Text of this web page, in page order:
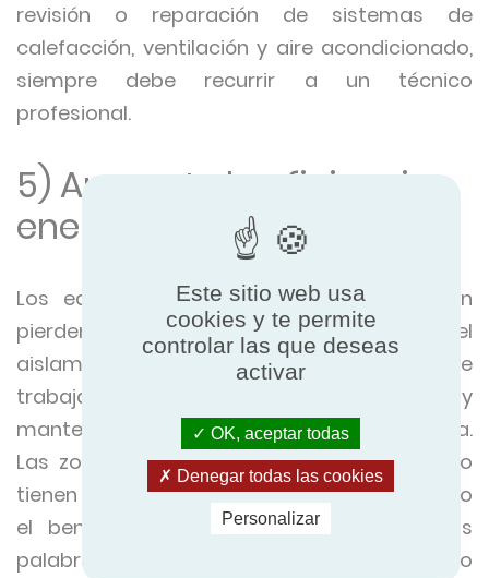
revisión o reparación de sistemas de
calefacción, ventilación y aire acondicionado,
siempre debe recurrir a un técnico
profesional.
5) Aumente la eficiencia
energética de su edificio
Los edificios que pierden energía también
pierden dinero. Si su edificio carece del
aislamiento adecuado, su sistema tendrá que
trabajar mucho más para alcanzar y
mantener la temperatura interior requerida.
Las zonas que requieren aire acondicionado
tienen que estar bien aisladas, o perderá todo
el beneficio para la atmósfera. En pocas
palabras, su sistema de climatización sólo
Este sitio web usa
cookies y te permite
controlar las que deseas
activar
OK, aceptar todas
Denegar todas las cookies
Personalizar